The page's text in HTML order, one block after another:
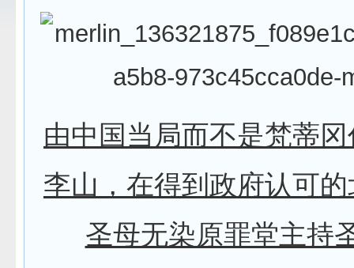
由中国当局而不是梵蒂
李山，在得到政府认可
圣母无染原罪堂主持